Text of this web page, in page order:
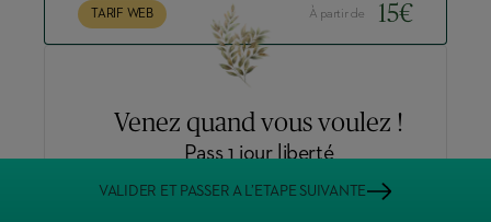
TARIF WEB À partir de 15€
Venez quand vous voulez !
Pass 1 jour liberté
VALIDER ET PASSER A L’ETAPE SUIVANTE